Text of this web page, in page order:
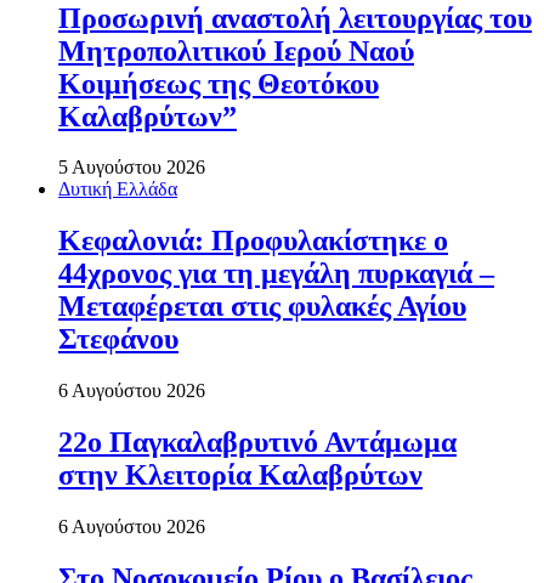
Προσωρινή αναστολή λειτουργίας του
Μητροπολιτικού Ιερού Ναού
Κοιμήσεως της Θεοτόκου
Καλαβρύτων”
5 Αυγούστου 2026
Δυτική Ελλάδα
Κεφαλονιά: Προφυλακίστηκε ο
44χρονος για τη μεγάλη πυρκαγιά –
Μεταφέρεται στις φυλακές Αγίου
Στεφάνου
6 Αυγούστου 2026
22ο Παγκαλαβρυτινό Αντάμωμα
στην Κλειτορία Καλαβρύτων
6 Αυγούστου 2026